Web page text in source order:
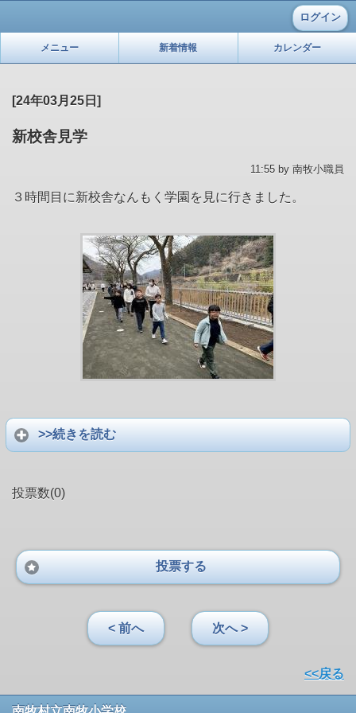
ログイン
メニュー 新着情報 カレンダー
[24年03月25日]
新校舎見学
11:55 by 南牧小職員
３時間目に新校舎なんもく学園を見に行きました。
>>続きを読む
投票数(0)
投票する
< 前へ 次へ >
<<戻る